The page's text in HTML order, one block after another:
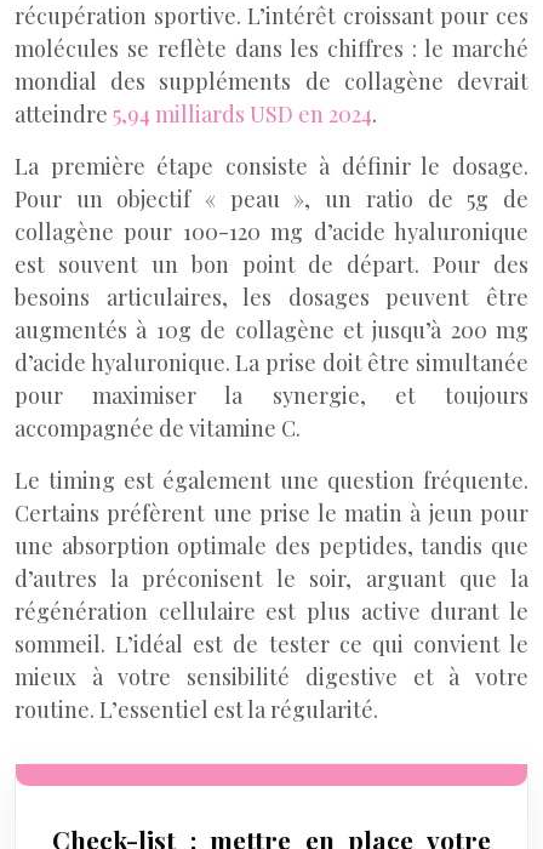
récupération sportive. L’intérêt croissant pour ces
molécules se reflète dans les chiffres : le marché
mondial des suppléments de collagène devrait
atteindre 5,94 milliards USD en 2024.
La première étape consiste à définir le dosage.
Pour un objectif « peau », un ratio de 5g de
collagène pour 100-120 mg d’acide hyaluronique
est souvent un bon point de départ. Pour des
besoins articulaires, les dosages peuvent être
augmentés à 10g de collagène et jusqu’à 200 mg
d’acide hyaluronique. La prise doit être simultanée
pour maximiser la synergie, et toujours
accompagnée de vitamine C.
Le timing est également une question fréquente.
Certains préfèrent une prise le matin à jeun pour
une absorption optimale des peptides, tandis que
d’autres la préconisent le soir, arguant que la
régénération cellulaire est plus active durant le
sommeil. L’idéal est de tester ce qui convient le
mieux à votre sensibilité digestive et à votre
routine. L’essentiel est la régularité.
Check-list : mettre en place votre